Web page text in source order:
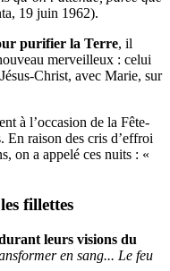
19 juin 1962).
purifier la Terre, il
merveilleux : celui
Christ, avec Marie, sur
à l’occasion de la Fête-
En raison des cris d’effroi
on a appelé ces nuits : «
fillettes
leurs visions du
en sang... Le feu